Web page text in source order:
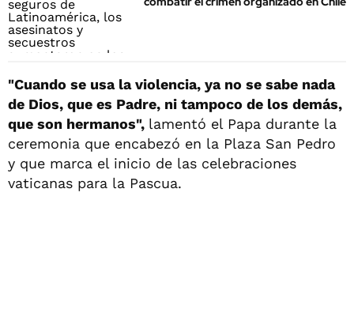
"Cuando se usa la violencia, ya no se sabe nada
de Dios, que es Padre, ni tampoco de los demás,
que son hermanos", lamentó el Papa durante la
ceremonia que encabezó en la Plaza San Pedro
y que marca el inicio de las celebraciones
vaticanas para la Pascua.